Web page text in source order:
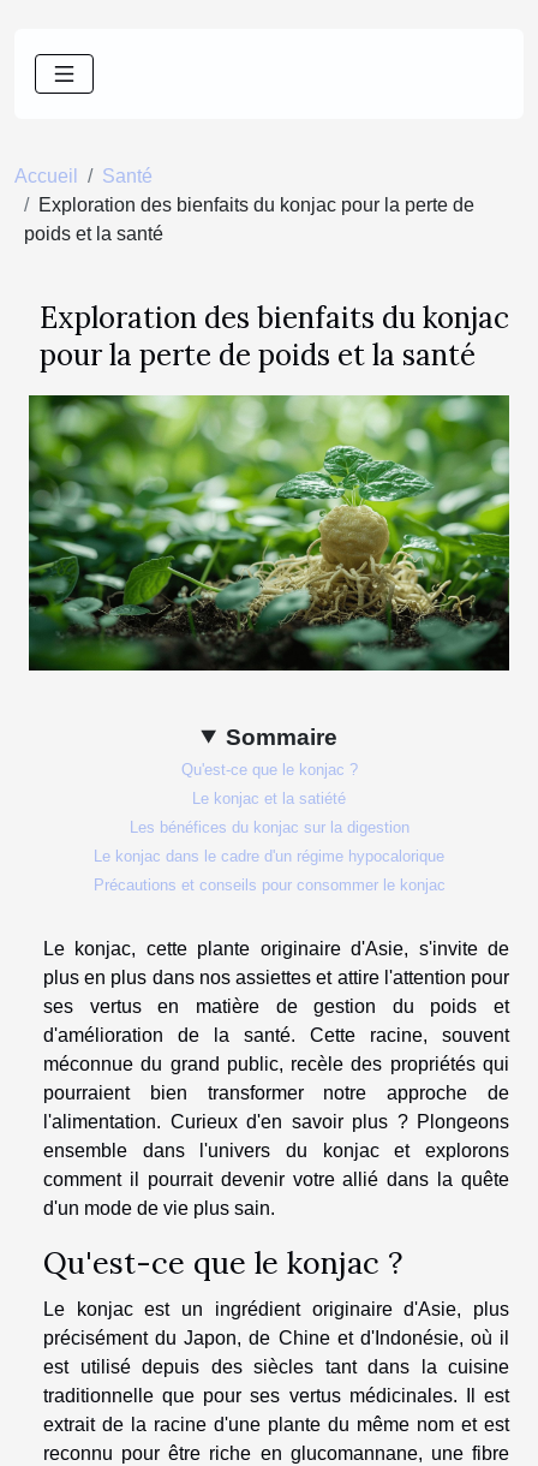
Accueil
Santé
Exploration des bienfaits du konjac pour la perte de
poids et la santé
Exploration des bienfaits du konjac
pour la perte de poids et la santé
Sommaire
Qu'est-ce que le konjac ?
Le konjac et la satiété
Les bénéfices du konjac sur la digestion
Le konjac dans le cadre d'un régime hypocalorique
Précautions et conseils pour consommer le konjac
Le konjac, cette plante originaire d'Asie, s'invite de
plus en plus dans nos assiettes et attire l'attention pour
ses vertus en matière de gestion du poids et
d'amélioration de la santé. Cette racine, souvent
méconnue du grand public, recèle des propriétés qui
pourraient bien transformer notre approche de
l'alimentation. Curieux d'en savoir plus ? Plongeons
ensemble dans l'univers du konjac et explorons
comment il pourrait devenir votre allié dans la quête
d'un mode de vie plus sain.
Qu'est-ce que le konjac ?
Le konjac est un ingrédient originaire d'Asie, plus
précisément du Japon, de Chine et d'Indonésie, où il
est utilisé depuis des siècles tant dans la cuisine
traditionnelle que pour ses vertus médicinales. Il est
extrait de la racine d'une plante du même nom et est
reconnu pour être riche en glucomannane, une fibre